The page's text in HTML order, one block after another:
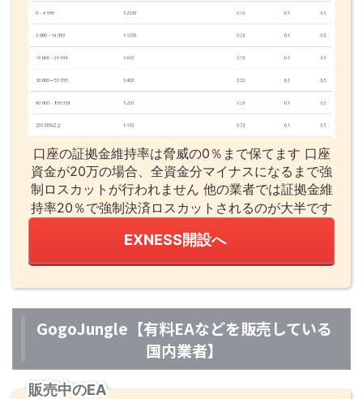
口座の証拠金維持率は脅威の0％まで保てます 口座
資金が20万の場合、全資金分マイナスになるまで強
制ロスカットが行われません 他の業者では証拠金維
持率20％で強制決済ロスカットされるのが大半です
EXNESS開設へ
GogoJungle【有料EAなどを販売している
国内業者】
販売中のEA